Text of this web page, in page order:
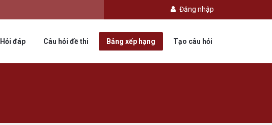
Đăng nhập
Hỏi đáp Câu hỏi đề thi Bảng xếp hạng Tạo câu hỏi